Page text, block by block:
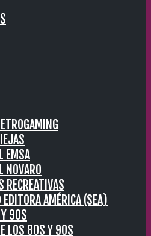
EMSA
NOVARO
RECREATIVAS
EDITORA AMÉRICA (SEA)
90S
LOS 80S Y 90S